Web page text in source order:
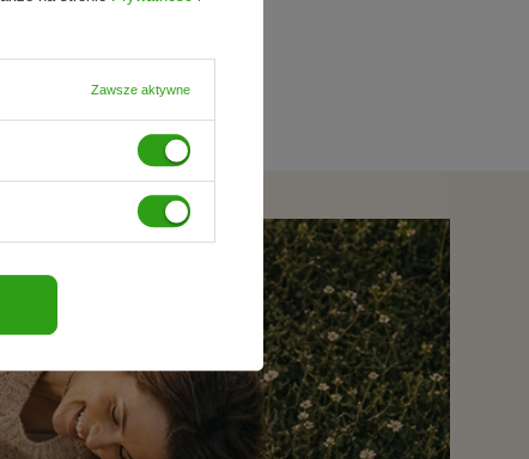
Zawsze aktywne